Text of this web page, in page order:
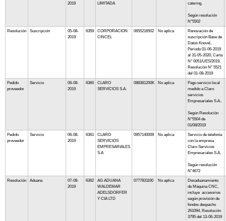
2019
LIMITADA
catering.
Según resolución
N°5502
Resolución Suscripción
05-08-
2019
6359
CORPORACION
CINCEL
0655216502 No aplica
Renovación de
suscripción Base de
Datos Knovel,
Periodo 01-06-2019
al 31-05-2020, Carta
N° 0051/UES/2019,
Resolución N° 5521
del 01-08-2019
Pedido
proveedor
Servicio
06-08-
2019
6360
CLARO
SERVICIOS S.A.
088381200K No aplica
Pago servicio local
medido a Claro
servicios
Empresariales S.A..
Según Resolución
N°5504 de
01/08/2019
Pedido
proveedor
Servicio
06-08-
2019
6361
CLARO
SERVICIOS
EMPRESARIALES
S.A
0957140009 No aplica
Servicio de telefonía
con la empresa
Claro Servicios
Empresariales S.A.
Según resolución
N°4672
Resolución Aduana
07-08-
2019
6362
AG ADUANA
WALDEMAR
ADELSDORFER
Y CIA LTD
0777831100 No aplica
Desaduanamiento
de Máquina CNC,
incluye accesorios
según provisión de
fondos despacho
261094, Resolución
3795 del 13-06-2019